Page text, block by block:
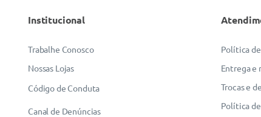
Institucional
Trabalhe Conosco
Nossas Lojas
Código de Conduta
Canal de Denúncias
Política
Entrega e
Trocas e
Política